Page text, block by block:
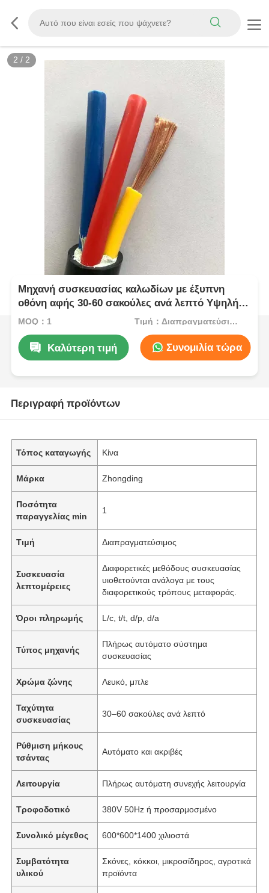
2 / 2
Μηχανή συσκευασίας καλωδίων με έξυπνη
οθόνη αφής 30-60 σακούλες ανά λεπτό Υψηλή
παραγωγικότητα
MOQ：1 Τιμή：Διαπραγματεύσιμος
Καλύτερη τιμή Συνομιλία τώρα
Περιγραφή προϊόντων
Τόπος καταγωγής Κίνα
Μάρκα Zhongding
Ποσότητα
παραγγελίας min
1
Τιμή Διαπραγματεύσιμος
Συσκευασία
λεπτομέρειες
Διαφορετικές μεθόδους συσκευασίας
υιοθετούνται ανάλογα με τους
διαφορετικούς τρόπους μεταφοράς.
Όροι πληρωμής L/c, t/t, d/p, d/a
Τύπος μηχανής
Πλήρως αυτόματο σύστημα
συσκευασίας
Χρώμα ζώνης Λευκό, μπλε
Ταχύτητα
συσκευασίας
30–60 σακούλες ανά λεπτό
Ρύθμιση μήκους
τσάντας
Αυτόματο και ακριβές
Λειτουργία Πλήρως αυτόματη συνεχής λειτουργία
Τροφοδοτικό 380V 50Hz ή προσαρμοσμένο
Συνολικό μέγεθος 600*600*1400 χιλιοστά
Συμβατότητα
υλικού
Σκόνες, κόκκοι, μικροσίδηρος, αγροτικά
προϊόντα